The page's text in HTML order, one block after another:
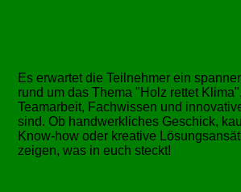
Es erwartet die Teilnehmer ein
rund um das Thema Holz rettet Klima
Teamarbeit, Fachwissen und
sind. Ob handwerkliches Geschick,
Know-how oder kreative
zeigen, was in euch steckt!